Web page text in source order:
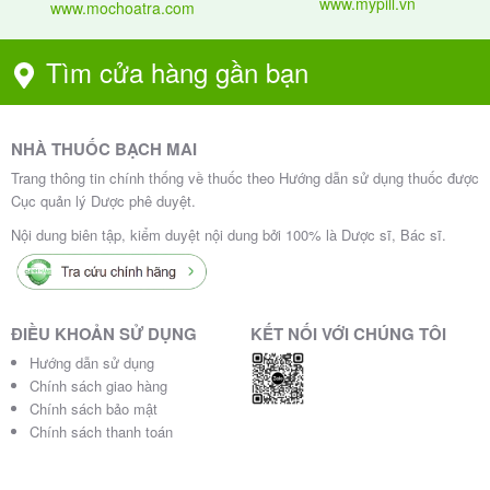
Biểu đồ dạng cột (bar chart) cho thấy Visanne 2mg
giảm đau vùng chậu vượt trội so với placebo.
Dưới đây là biểu đồ minh họa tỷ lệ vô kinh theo thời
gian từ nghiên cứu Petraglia et al.:
Biểu đồ 2: Tỷ lệ vô kinh theo thời gian điều
- 3 tháng: 29,63%
- 6 tháng: 41,25%
- 12 tháng: 46,26%
www.mochoatra.com
Tìm cửa hàng gần bạn
NHÀ THUỐC BẠCH MAI
Trang thông tin chính thống về thuốc theo Hướng dẫn sử dụng thuốc được
Cục quản lý Dược phê duyệt.
Nội dung biên tập, kiểm duyệt nội dung bởi 100% là Dược sĩ, Bác sĩ.
ĐIỀU KHOẢN SỬ DỤNG
Hướng dẫn sử dụng
Chính sách giao hàng
Chính sách bảo mật
Chính sách thanh toán
KẾT NỐI VỚI CHÚNG TÔI